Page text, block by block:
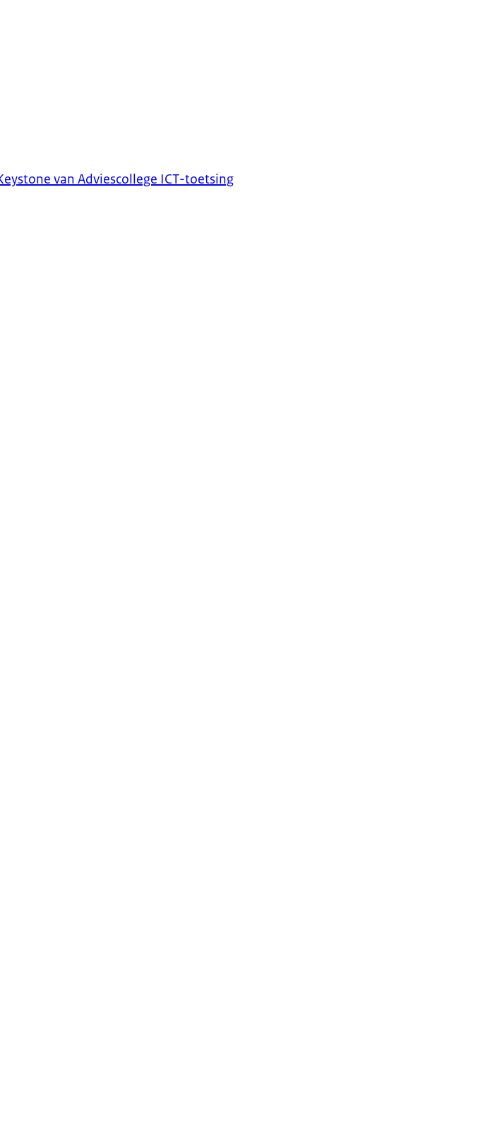
van Adviescollege ICT-toetsing